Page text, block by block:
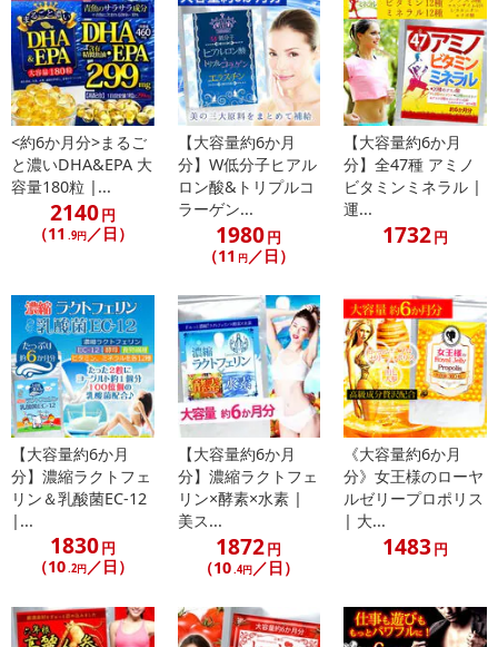
※本品は、多量摂取により疾病が治癒したり、より健康が増進す
るものではありません。1日の摂取目安量を守ってください。妊娠3
か月以内又は妊娠を希望する女性は過剰摂取にならないよう注意し
てください。
※本品は、特定保健用食品とは異なり、消費者庁長官による個別
審査を受けたものではありません。
※お体に異常を感じた場合は、飲用を中止してください。
※食生活は主食、主菜、副菜を基本に、食事のバランスを。
※開封後はお早めにお召し上がりください。
【賞味・消費期限のある商品について】
商品到着時点でのお日持ち期間は、配送日数などにより異なります
のでご了承ください。
【キャンセルについて】
※お申込み後のキャンセルはお受けできません。
記載されている内容を必ずご確認いただき、お届けする商品セット
にご納得いただきましたうえでお申し込みください。
※パッケージ変更や商品リニューアル(成分など含む)等により、参考
の掲載画像や画像内のバーコードなど、お届け商品と多少異なる場
合がございます。
また、[新たな加工食品の原料原産地表示制度]の経過措置期間の終
了により、商品詳細内に記載の原産国・原材料の表記が旧表記の場
<約6か月分>まるご
と濃いDHA&EPA 大
容量180粒 |...
2140円
（11 .9円／日）
【大容量約6か月
分】W低分子ヒアル
ロン酸&トリプルコ
ラーゲン...
1980円
（11 円 ／日）
【大容量約6か月
分】全47種 アミノ
ビタミンミネラル |
運...
1732円
【大容量約6か月
分】濃縮ラクトフェ
リン＆乳酸菌EC-12
|...
1830円
（10.2円／日）
【大容量約6か月
分】濃縮ラクトフェ
リン×酵素×水素 |
美ス...
1872円
（10.4円／日）
《大容量約6か月
分》女王様のローヤ
ルゼリープロポリス
| 大...
1483円